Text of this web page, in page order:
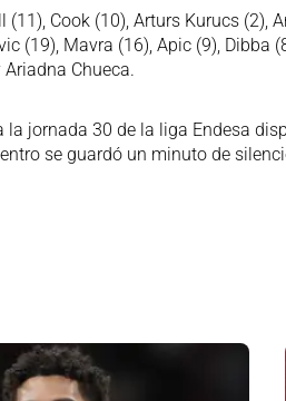
(11), Cook (10), Arturs Kurucs (2),
(19), Mavra (16), Apic (9), Dibba
Chueca.
la jornada 30 de la liga Endesa
se guardó un minuto de